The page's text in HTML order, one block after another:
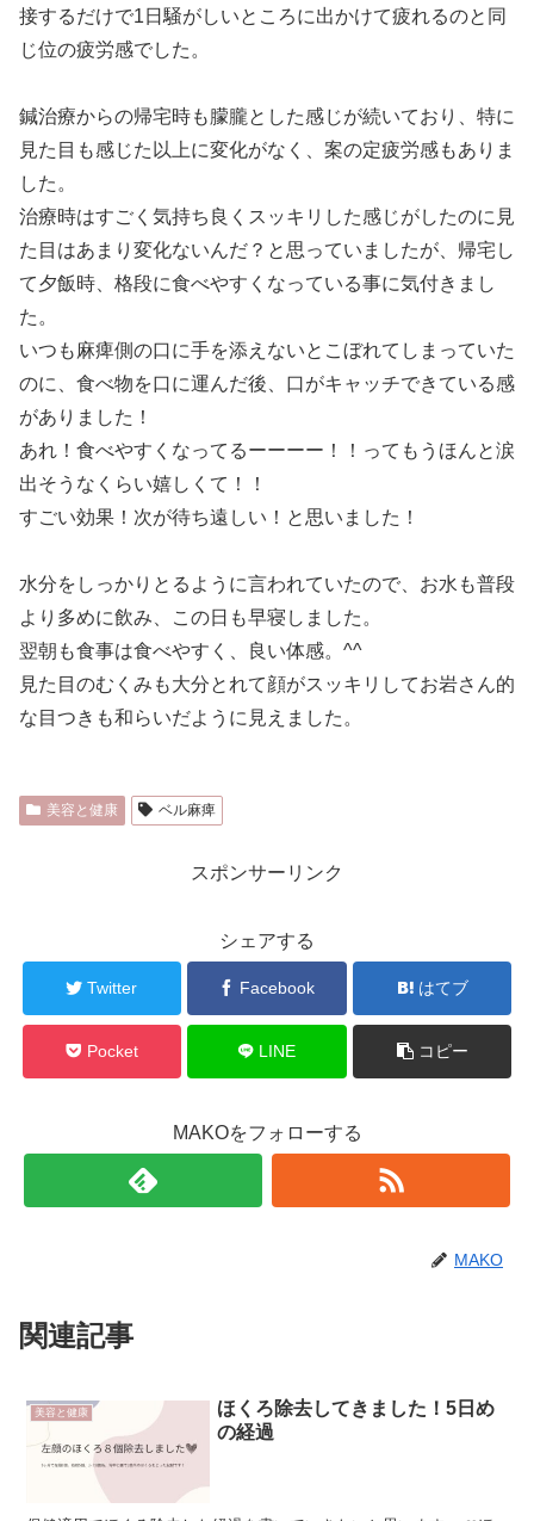
接するだけで1日騒がしいところに出かけて疲れるのと同
じ位の疲労感でした。
鍼治療からの帰宅時も朦朧とした感じが続いており、特に
見た目も感じた以上に変化がなく、案の定疲労感もありま
した。
治療時はすごく気持ち良くスッキリした感じがしたのに見
た目はあまり変化ないんだ？と思っていましたが、帰宅し
て夕飯時、格段に食べやすくなっている事に気付きまし
た。
いつも麻痺側の口に手を添えないとこぼれてしまっていた
のに、食べ物を口に運んだ後、口がキャッチできている感
がありました！
あれ！食べやすくなってるーーーー！！ってもうほんと涙
出そうなくらい嬉しくて！！
すごい効果！次が待ち遠しい！と思いました！
水分をしっかりとるように言われていたので、お水も普段
より多めに飲み、この日も早寝しました。
翌朝も食事は食べやすく、良い体感。^^
見た目のむくみも大分とれて顔がスッキリしてお岩さん的
な目つきも和らいだように見えました。
美容と健康 ベル麻痺
スポンサーリンク
シェアする
Twitter Facebook はてブ
Pocket LINE コピー
MAKOをフォローする
MAKO
関連記事
美容と健康
ほくろ除去してきました！5日め
の経過